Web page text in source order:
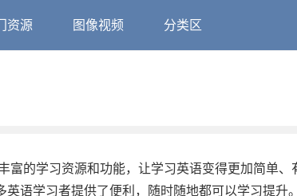
资源 图像视频 分类区
富的学习资源和功能，让学习英语变得更加简单、
语学习者提供了便利，随时随地都可以学习提升。